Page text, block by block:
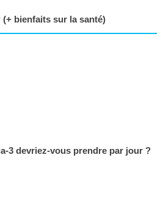
(+ bienfaits sur la santé)
3 devriez-vous prendre par jour ?